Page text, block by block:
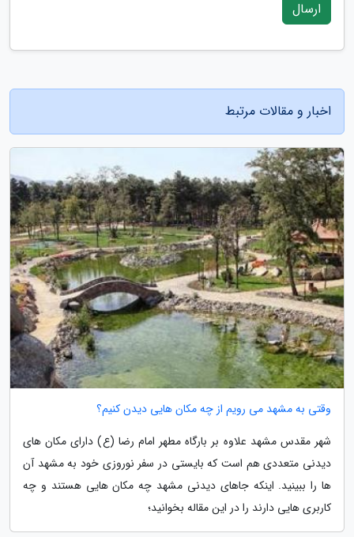
ارسال
اخبار و مقالات مرتبط
وقتی به مشهد می رویم از چه مکان هایی دیدن کنیم؟
شهر مقدس مشهد علاوه بر بارگاه مطهر امام رضا (ع) دارای مکان های
دیدنی متعددی هم است که بایستی در سفر نوروزی خود به مشهد آن
ها را ببینید. اینکه جاهای دیدنی مشهد چه مکان هایی هستند و چه
کاربری هایی دارند را در این مقاله بخوانید؛